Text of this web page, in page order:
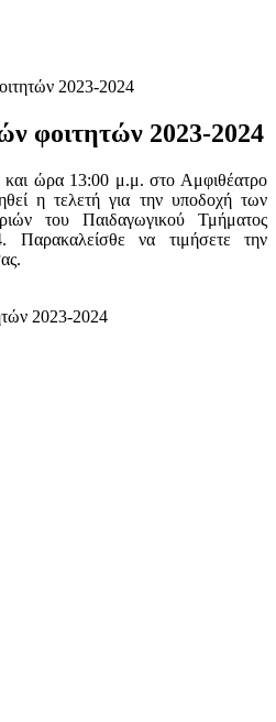
2023-2024
φοιτητών 2023-2024
και ώρα 13:00 μ.μ. στο Αμφιθέατρο
η τελετή για την υποδοχή των
του Παιδαγωγικού Τμήματος
Παρακαλείσθε να τιμήσετε την